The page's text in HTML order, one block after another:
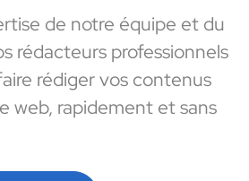
de notre équipe et du
rédacteurs professionnels
rédiger vos contenus
web, rapidement et sans